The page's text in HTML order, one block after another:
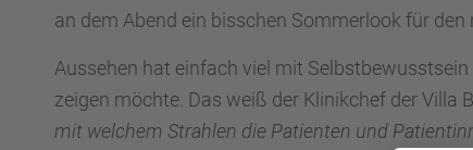
an dem Abend ein bisschen Sommer­look für
Ausse­hen hat einfach viel mit
zeigen möchte. Das weiß der Klinik­chef der Villa
mit welchem Strah­len die Patien­ten und